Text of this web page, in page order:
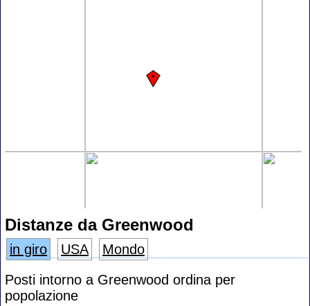
Distanze da Greenwood
in giro USA
Mondo
Posti intorno a Greenwood ordina per
popolazione